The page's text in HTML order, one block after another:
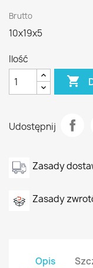
Brutto
10x19x5
Ilość

Udostępnij
Zasady
Zasady
Opis